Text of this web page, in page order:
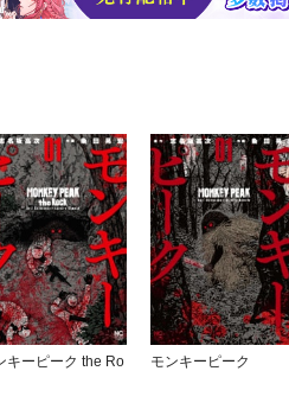
キーピーク the Ro
モンキーピーク